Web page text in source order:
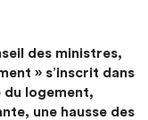
des ministres,
» s’inscrit dans
logement,
une hausse des